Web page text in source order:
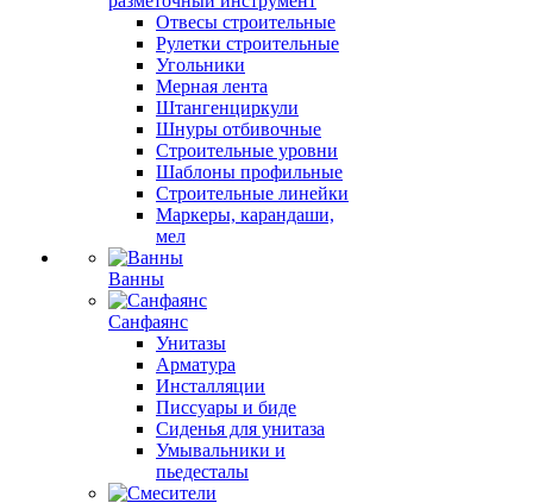
Отвесы строительные
Рулетки строительные
Угольники
Мерная лента
Штангенциркули
Шнуры отбивочные
Строительные уровни
Шаблоны профильные
Строительные линейки
Маркеры, карандаши,
мел
Ванны
Санфаянс
Унитазы
Арматура
Инсталляции
Писсуары и биде
Сиденья для унитаза
Умывальники и
пьедесталы